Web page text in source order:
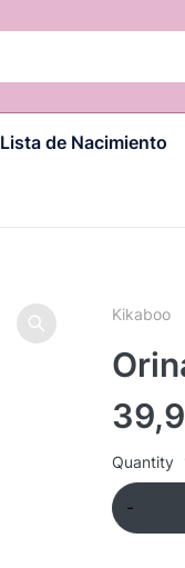
Lista de Nacimiento
Kikaboo
Quantity